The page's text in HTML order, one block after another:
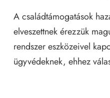
A családtámogatások
elveszettnek érezzük
rendszer eszközeivel
ügyvédeknek, ehhez